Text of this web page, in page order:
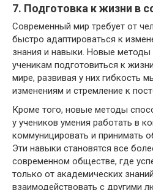
7. Подготовка к жизни в
Современный мир требует от
быстро адаптироваться к
знания и навыки. Новые
ученикам подготовиться к
мире, развивая у них гибкость
изменениям и стремление к
Кроме того, новые методы
у учеников умения работать в
коммуницировать и принимать
Эти навыки становятся все
современном обществе, где
только от академических
взаимодействовать с другими